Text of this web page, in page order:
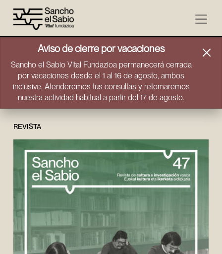
Ir directamente al contenido
Aviso de cierre por vacaciones
Sancho el Sabio Vital Fundazioa permanecerá cerrada
por vacaciones desde el 1 al 16 de agosto, ambos
inclusive. Atenderemos tus consultas y retomaremos
nuestra actividad habitual a partir del 17 de agosto.
REVISTA